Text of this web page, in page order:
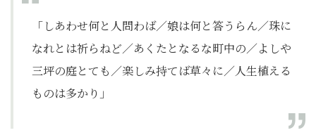
「しあわせ何と人問わば／娘は何と答うらん／珠に
なれとは祈らねど／あくたとなるな町中の／よしや
三坪の庭とても／楽しみ持てば草々に／人生植える
ものは多かり」